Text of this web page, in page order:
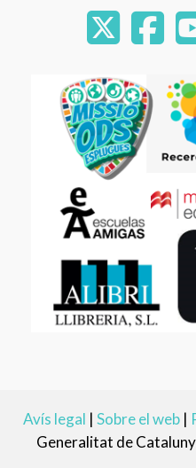
Avís legal | Sobre el web |
Generalitat de